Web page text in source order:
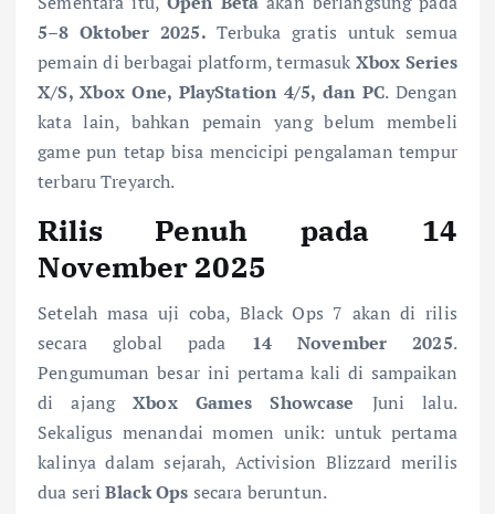
5–8 Oktober 2025. Terbuka gratis untuk semua
pemain di berbagai platform, termasukXbox Series
X/S, Xbox One, PlayStation 4/5, dan PC. Dengan
kata lain, bahkan pemain yang belum membeli
game pun tetap bisa mencicipi pengalaman tempur
terbaru Treyarch.
Rilis Penuh pada 14
November 2025
Setelah masa uji coba, Black Ops 7 akan di rilis
secara global pada 14 November 2025.
Pengumuman besar ini pertama kali di sampaikan
di ajangXbox Games Showcase Juni lalu.
Sekaligus menandai momen unik: untuk pertama
kalinya dalam sejarah, Activision Blizzard merilis
dua seriBlack Ops secara beruntun.